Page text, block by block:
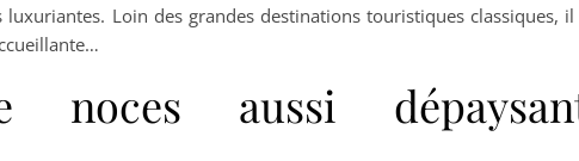
Loin des grandes destinations touristiques classiques, il
noces aussi